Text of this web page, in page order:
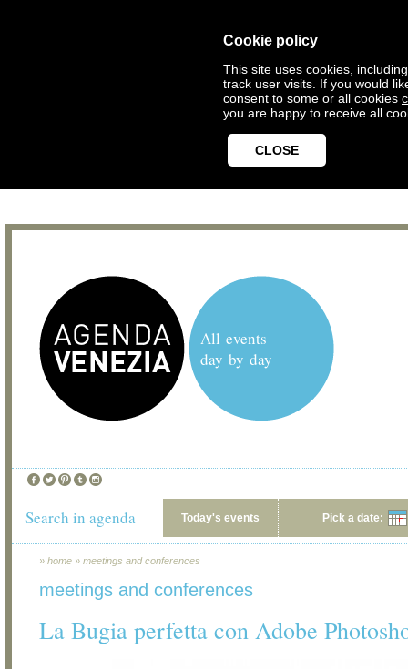
Cookie policy
This site uses cookies,
track user visits. If you would
consent to some or all cookies
you are happy to receive all
CLOSE
All events
day by day
Search in agenda Today's events Pick a date:
» home » meetings and conferences
meetings and conferences
La Bugia perfetta con Adobe